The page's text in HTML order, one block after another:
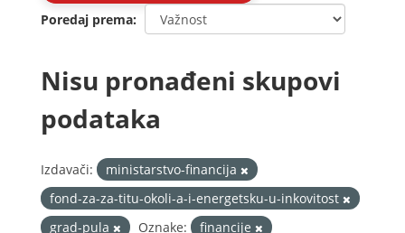
Poredaj prema
Nisu pronađeni skupovi
podataka
Izdavači:
ministarstvo-financija
fond-za-za-titu-okoli-a-i-energetsku-u-inkovitost
grad-pula
Oznake:
financije